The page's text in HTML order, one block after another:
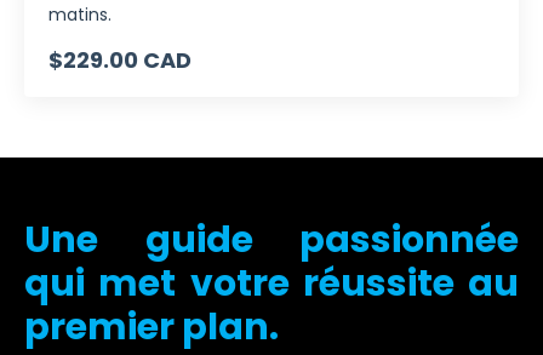
matins.
$229.00 CAD
Une guide passionnée
qui met votre réussite au
premier plan.